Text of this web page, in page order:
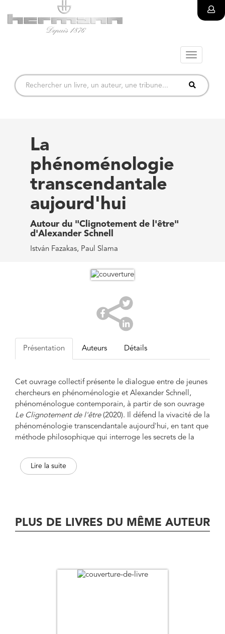
Toggle
La
phénoménologie
transcendantale
aujourd'hui
Autour du "Clignotement de l'être"
d'Alexander Schnell
István Fazakas, Paul Slama
Présentation Auteurs Détails
Cet ouvrage collectif présente le dialogue entre de jeunes
chercheurs en phénoménologie et Alexander Schnell,
phénoménologue contemporain, à partir de son ouvrage
Le Clignotement de l'être(2020). Il défend la vivacité de la
phénoménologie transcendantale aujourd'hui, en tant que
méthode philosophique qui interroge les secrets de la
des concepts d'intentionnalité, de réduction, de
générativité, d'absolu, et d'histoire. La question directrice
comme tel, à quelle réalité fait-il face ?
Lire la suite
PLUS DE LIVRES DU MÊME AUTEUR